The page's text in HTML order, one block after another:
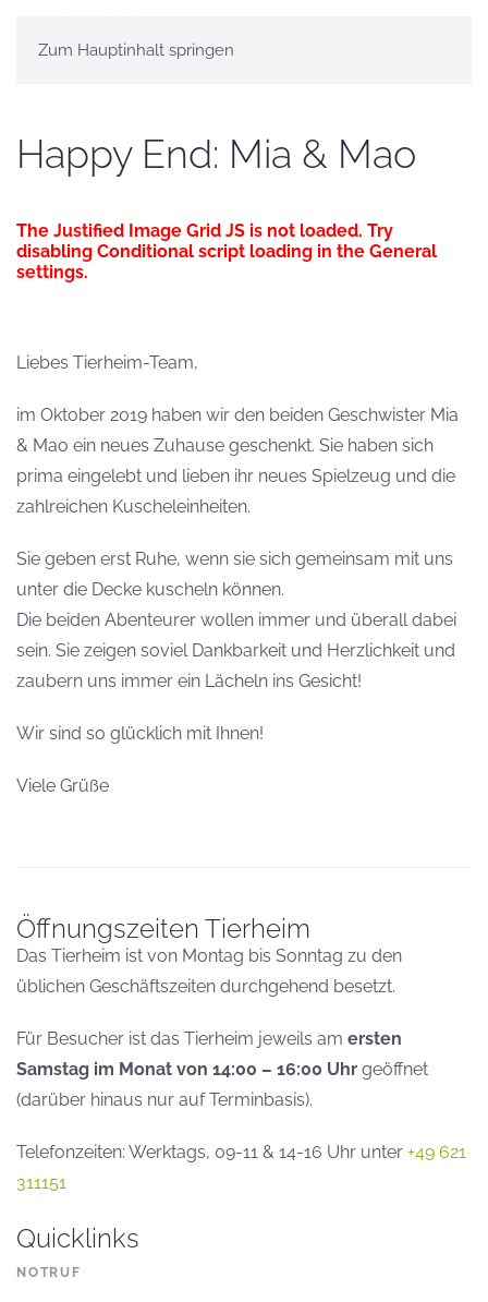
Zum Hauptinhalt springen
Happy End: Mia & Mao
The Justified Image Grid JS is not loaded. Try
disabling Conditional script loading in the General
settings.
Liebes Tierheim-Team,
im Oktober 2019 haben wir den beiden Geschwister Mia
& Mao ein neues Zuhause geschenkt. Sie haben sich
prima eingelebt und lieben ihr neues Spielzeug und die
zahlreichen Kuscheleinheiten.
Sie geben erst Ruhe, wenn sie sich gemeinsam mit uns
unter die Decke kuscheln können.
Die beiden Abenteurer wollen immer und überall dabei
sein. Sie zeigen soviel Dankbarkeit und Herzlichkeit und
zaubern uns immer ein Lächeln ins Gesicht!
Wir sind so glücklich mit Ihnen!
Viele Grüße
Öffnungszeiten Tierheim
Das Tierheim ist von Montag bis Sonntag zu den
üblichen Geschäftszeiten durchgehend besetzt.
Für Besucher ist das Tierheim jeweils am ersten
Samstag im Monat von 14:00 – 16:00 Uhr geöffnet
(darüber hinaus nur auf Terminbasis).
Telefonzeiten: Werktags, 09-11 & 14-16 Uhr unter +49 621
311151
Quicklinks
NOTRUF